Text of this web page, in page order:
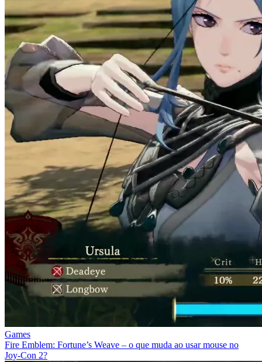
Games
Fire Emblem: Fortune’s Weave – o que muda ao usar mouse no
Joy‑Con 2?